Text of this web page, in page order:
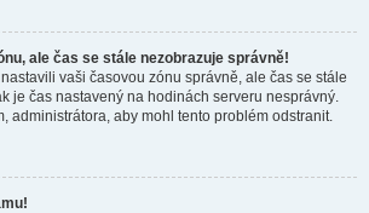
ale čas se stále nezobrazuje správně!
vaši časovou zónu správně, ale čas se stále
je čas nastavený na hodinách serveru nesprávný.
administrátora, aby mohl tento problém odstranit.